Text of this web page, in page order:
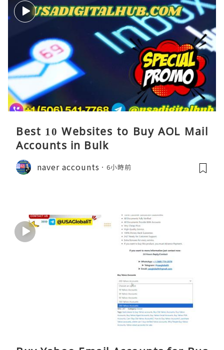
Best 10 Websites to Buy AOL Mail
Accounts in Bulk
naver accounts 6小時前